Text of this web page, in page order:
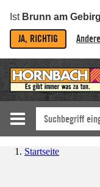
Ist Brunn am
JA, RICHTIG
Startseite